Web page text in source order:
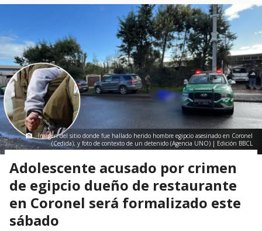
Imagen del sitio donde fue hallado herido hombre egipcio asesinado en Coronel
(Cedida); y foto de contexto de un detenido (Agencia UNO) | Edición BBCL
Adolescente acusado por crimen
de egipcio dueño de restaurante
en Coronel será formalizado este
sábado